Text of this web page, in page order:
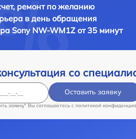
ремонт по желанию
в день обращения
Sony NW-WM1Z от 35 минут
со
Оставить заявку
заявку" Вы соглашаетесь c политикой